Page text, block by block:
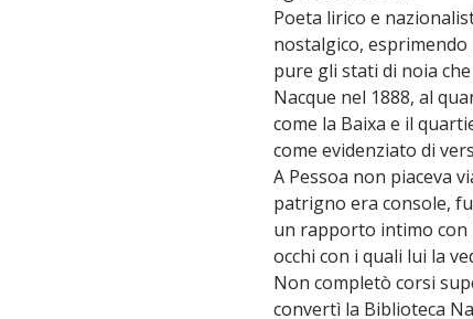
Poeta lirico e
nostalgico,
pure gli stati di noia
Nacque nel 1888, al
come la Baixa e il
come evidenziato di
A Pessoa non piaceva
patrigno era console,
un rapporto intimo con
occhi con i quali lui la
Non completò corsi
convertì la Biblioteca